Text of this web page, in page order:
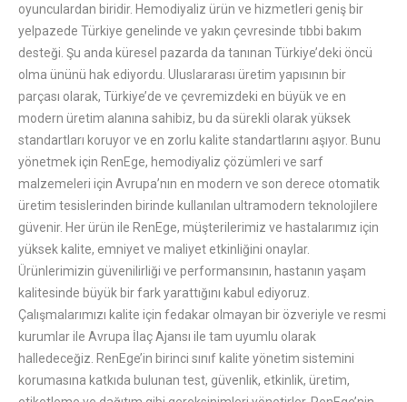
oyunculardan biridir. Hemodiyaliz ürün ve hizmetleri geniş bir
yelpazede Türkiye genelinde ve yakın çevresinde tıbbi bakım
desteği. Şu anda küresel pazarda da tanınan Türkiye’deki öncü
olma ününü hak ediyordu. Uluslararası üretim yapısının bir
parçası olarak, Türkiye’de ve çevremizdeki en büyük ve en
modern üretim alanına sahibiz, bu da sürekli olarak yüksek
standartları koruyor ve en zorlu kalite standartlarını aşıyor. Bunu
yönetmek için RenEge, hemodiyaliz çözümleri ve sarf
malzemeleri için Avrupa’nın en modern ve son derece otomatik
üretim tesislerinden birinde kullanılan ultramodern teknolojilere
güvenir. Her ürün ile RenEge, müşterilerimiz ve hastalarımız için
yüksek kalite, emniyet ve maliyet etkinliğini onaylar.
Ürünlerimizin güvenilirliği ve performansının, hastanın yaşam
kalitesinde büyük bir fark yarattığını kabul ediyoruz.
Çalışmalarımızı kalite için fedakar olmayan bir özveriyle ve resmi
kurumlar ile Avrupa İlaç Ajansı ile tam uyumlu olarak
halledeceğiz. RenEge’in birinci sınıf kalite yönetim sistemini
korumasına katkıda bulunan test, güvenlik, etkinlik, üretim,